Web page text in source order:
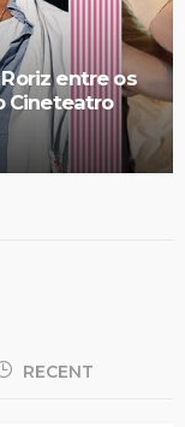
entre os
Cineteatro
RECENT